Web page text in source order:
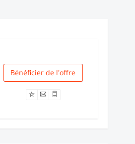
Livraison
Bénéficier de l'offre